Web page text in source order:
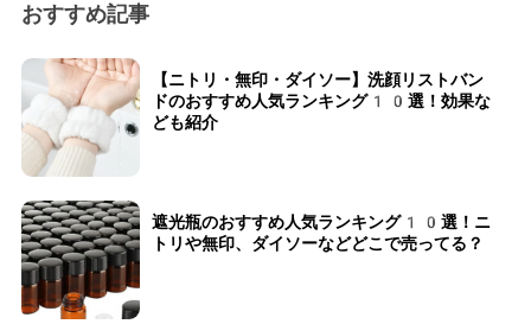
おすすめ記事
【ニトリ・無印・ダイソー】洗顔リストバン
ドのおすすめ人気ランキング10選！効果な
ども紹介
遮光瓶のおすすめ人気ランキング10選！ニ
トリや無印、ダイソーなどどこで売ってる？